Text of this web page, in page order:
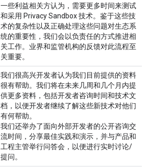
一些利益相关方认为，需要更多时间来测试
和采用 Privacy Sandbox 技术。鉴于这些技
术的复杂性以及正确处理这些问题对生态系
统的重要性，我们会以负责任的方式推进相
关工作。业界和监管机构的反馈对此流程至
关重要。
我们很高兴开发者认为我们目前提供的资料
很有帮助。我们将在未来几周和几个月内提
供更多资料，包括开发者咨询时间和技术文
档，以便开发者继续了解这些新技术对他们
有何帮助。
我们还举办了面向外部开发者的公开咨询交
流时间，分享最佳实践和演示，并与产品和
工程主管举行问答会，以便进行实时讨论/
提问。